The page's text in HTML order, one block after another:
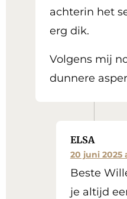
achterin het
erg dik.
Volgens mij
dunnere
ELSA
20 juni 2025
Beste
je altijd